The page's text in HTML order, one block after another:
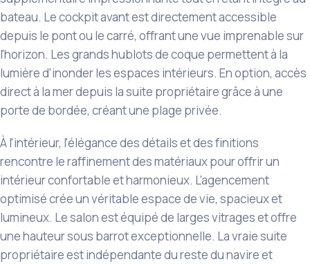
bateau. Le cockpit avant est directement accessible
depuis le pont ou le carré, offrant une vue imprenable sur
l'horizon. Les grands hublots de coque permettent à la
lumière d'inonder les espaces intérieurs. En option, accès
direct à la mer depuis la suite propriétaire grâce à une
porte de bordée, créant une plage privée.
À l'intérieur, l'élégance des détails et des finitions
rencontre le raffinement des matériaux pour offrir un
intérieur confortable et harmonieux. L'agencement
optimisé crée un véritable espace de vie, spacieux et
lumineux. Le salon est équipé de larges vitrages et offre
une hauteur sous barrot exceptionnelle. La vraie suite
propriétaire est indépendante du reste du navire et